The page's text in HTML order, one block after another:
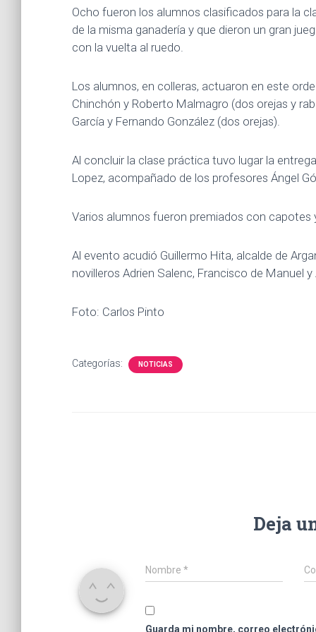
Ocho fueron los alumnos clasificados para la
de la misma ganadería y que dieron un gran
con la vuelta al ruedo.
Los alumnos, en colleras, actuaron en este
Chinchón y Roberto Malmagro (dos orejas y
García y Fernando González (dos orejas).
Al concluir la clase práctica tuvo lugar la
Lopez, acompañado de los profesores Ángel
Varios alumnos fueron premiados con capotes
Al evento acudió Guillermo Hita, alcalde de
novilleros Adrien Salenc, Francisco de Manuel
Foto: Carlos Pinto
Categorías: NOTICIAS
Deja
Nombre *
Guarda mi nombre, correo